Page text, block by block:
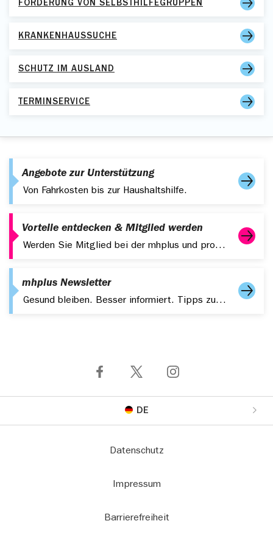
Wenn Sie eine Haushaltshilfe wegen einer
FÖRDERUNG VON SELBSTHILFEGRUPPEN
KRANKENHAUSSUCHE
SCHUTZ IM AUSLAND
TERMINSERVICE
Angebote zur Unterstützung
Von Fahrkosten bis zur Haushaltshilfe.
Vorteile entdecken & Mitglied werden
Werden Sie Mitglied bei der mhplus und profitieren Sie von starken Leistungen, digitalen Services und attraktiven Zusatzangeboten.
mhplus Newsletter
Gesund bleiben. Besser informiert. Tipps zu Gesundheit, Fitness und aktuelle Themen – kompakt in Ihrem Postfach.
DE
Datenschutz
Impressum
Barrierefreiheit